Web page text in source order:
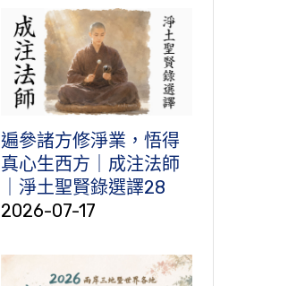
遍參諸方修淨業，悟得
真心生西方｜成注法師
｜淨土聖賢錄選譯28
2026-07-17